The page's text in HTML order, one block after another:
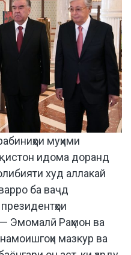
муҳими
идома доранд
худ аллакай
ба ваҷд
Эмомалӣ Раҳмон ва
мазкур ва